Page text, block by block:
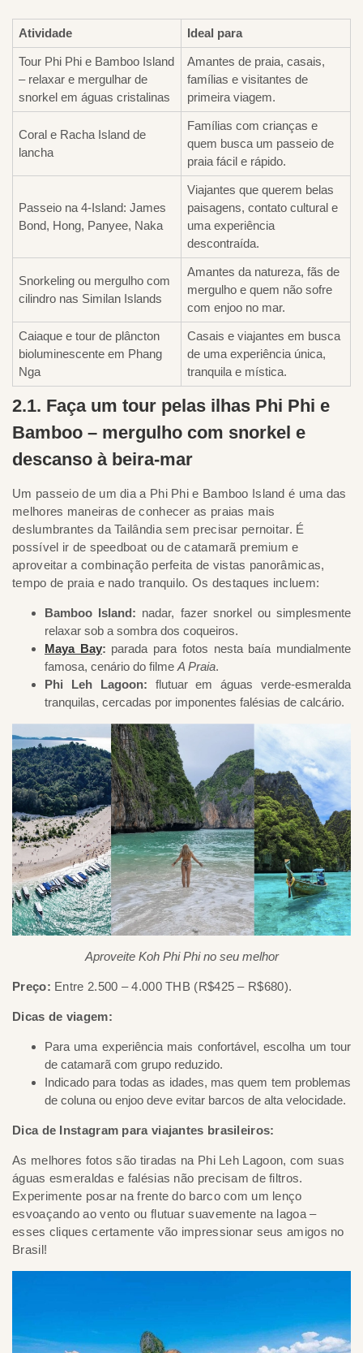
Atividade Ideal para
Tour Phi Phi e Bamboo Island
– relaxar e mergulhar de
snorkel em águas cristalinas
Amantes de praia, casais,
famílias e visitantes de
primeira viagem.
Coral e Racha Island de
lancha
Famílias com crianças e
quem busca um passeio de
praia fácil e rápido.
Passeio na 4-Island: James
Bond, Hong, Panyee, Naka
Viajantes que querem belas
paisagens, contato cultural e
uma experiência
descontraída.
Snorkeling ou mergulho com
cilindro nas Similan Islands
Amantes da natureza, fãs de
mergulho e quem não sofre
com enjoo no mar.
Caiaque e tour de plâncton
bioluminescente em Phang
Nga
Casais e viajantes em busca
de uma experiência única,
tranquila e mística.
2.1. Faça um tour pelas ilhas Phi Phi e
Bamboo – mergulho com snorkel e
descanso à beira-mar
Um passeio de um dia a Phi Phi e Bamboo Island é uma das
melhores maneiras de conhecer as praias mais
deslumbrantes da Tailândia sem precisar pernoitar. É
possível ir de speedboat ou de catamarã premium e
aproveitar a combinação perfeita de vistas panorâmicas,
tempo de praia e nado tranquilo. Os destaques incluem:
Bamboo Island: nadar, fazer snorkel ou simplesmente
relaxar sob a sombra dos coqueiros.
Maya Bay: parada para fotos nesta baía mundialmente
famosa, cenário do filme A Praia.
Phi Leh Lagoon: flutuar em águas verde-esmeralda
tranquilas, cercadas por imponentes falésias de calcário.
Aproveite Koh Phi Phi no seu melhor
Preço: Entre 2.500 – 4.000 THB (R$425 – R$680).
Dicas de viagem:
Para uma experiência mais confortável, escolha um tour
de catamarã com grupo reduzido.
Indicado para todas as idades, mas quem tem problemas
de coluna ou enjoo deve evitar barcos de alta velocidade.
Dica de Instagram para viajantes brasileiros:
As melhores fotos são tiradas na Phi Leh Lagoon, com suas
águas esmeraldas e falésias não precisam de filtros.
Experimente posar na frente do barco com um lenço
esvoaçando ao vento ou flutuar suavemente na lagoa –
esses cliques certamente vão impressionar seus amigos no
Brasil!